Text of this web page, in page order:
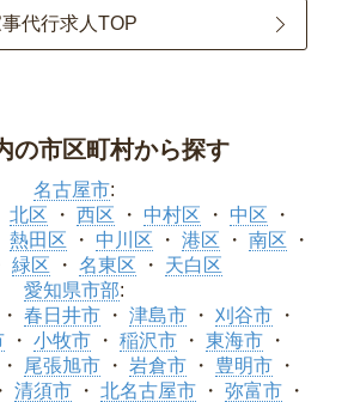
代行求人TOP
の市区町村から探す
名古屋市:
北区 西区 中村区
中区
熱田区 中川区 港区
南区
緑区 名東区
天白区
愛知県市部:
春日井市 津島市
刈谷市
小牧市 稲沢市
東海市
尾張旭市 岩倉市
豊明市
清須市 北名古屋市
弥富市